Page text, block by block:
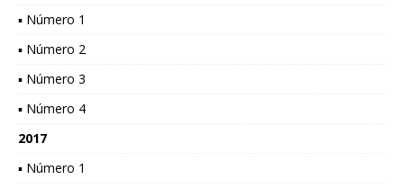
▪ Número 1
▪ Número 2
▪ Número 3
▪ Número 4
2017
▪ Número 1